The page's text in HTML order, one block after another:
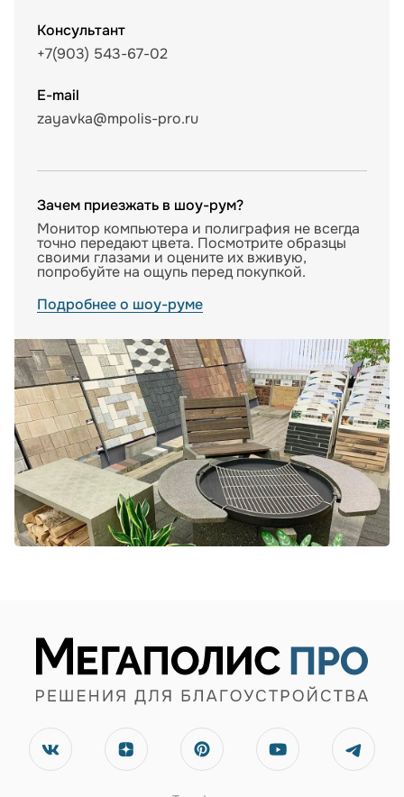
Консультант
+7(903) 543-67-02
E-mail
zayavka@mpolis-pro.ru
Зачем приезжать в шоу-рум?
Монитор компьютера и полиграфия не всегда
точно передают цвета. Посмотрите образцы
своими глазами и оцените их вживую,
попробуйте на ощупь перед покупкой.
Подробнее о шоу-руме